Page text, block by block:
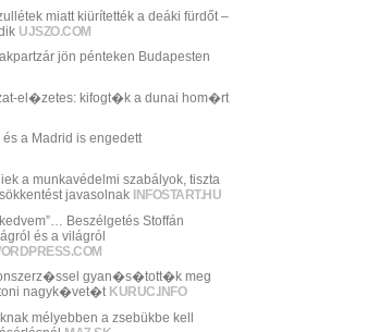
miatt kiürítették a deáki fürdőt –
UJSZO.COM
jön pénteken Budapesten
el�zetes: kifogt�k a dunai hom�rt
a Madrid is engedett
a munkavédelmi szabályok, tiszta
javasolnak INFOSTART.HU
kedvem”… Beszélgetés Stoffán
és a világról
gyan�s�tott�k meg
nagyk�vet�t KURUC.INFO
mélyebben a zsebükbe kell